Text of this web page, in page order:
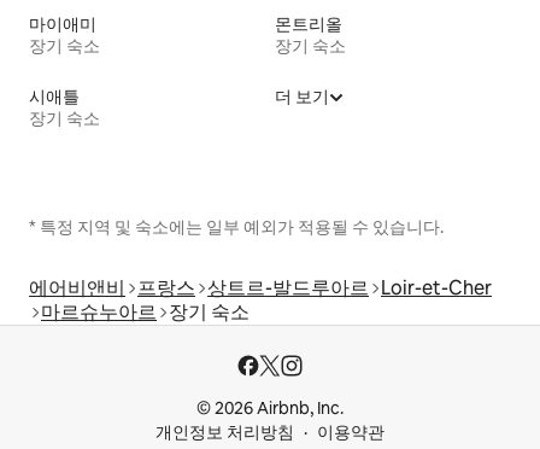
마이애미
장기 숙소
몬트리올
장기 숙소
시애틀
장기 숙소
더 보기
* 특정 지역 및 숙소에는 일부 예외가 적용될 수 있습니다.
에어비앤비 프랑스 상트르-발드루아르 Loir-et-Cher
마르슈누아르 장기 숙소
© 2026 Airbnb, Inc.
개인정보 처리방침
이용약관